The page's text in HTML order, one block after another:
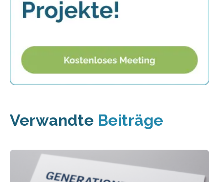
Verwandte Beiträge